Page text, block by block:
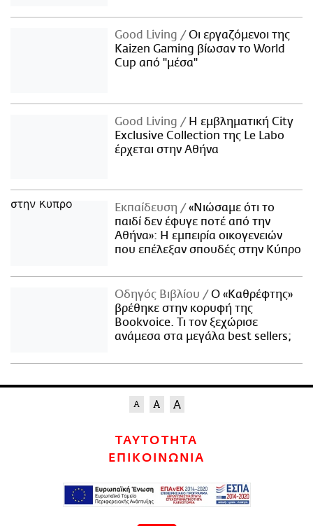
Good Living
Οι εργαζόμενοι της
Kaizen Gaming βίωσαν το World
Cup από "μέσα"
Good Living
Η εμβληματική City
Exclusive Collection της Le Labo
έρχεται στην Αθήνα
Εκπαίδευση
«Νιώσαμε ότι το
παιδί δεν έφυγε ποτέ από την
Αθήνα»: Η εμπειρία οικογενειών
που επέλεξαν σπουδές στην Κύπρο
Οδηγός Βιβλίου
Ο «Καθρέφτης»
βρέθηκε στην κορυφή της
Bookvoice. Τι τον ξεχώρισε
ανάμεσα στα μεγάλα best sellers;
ΤΑΥΤΟΤΗΤΑ
ΕΠΙΚΟΙΝΩΝΙΑ